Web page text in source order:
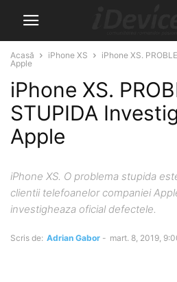
Acasă iPhone XS
iPhone XS.
Apple
iPhone XS.
STUPIDA
Apple
iPhone XS. O problema stupida
clientii telefoanelor companiei
investigheaza oficial defectele.
Scris de: Adrian Gabor - mart. 8, 2019,